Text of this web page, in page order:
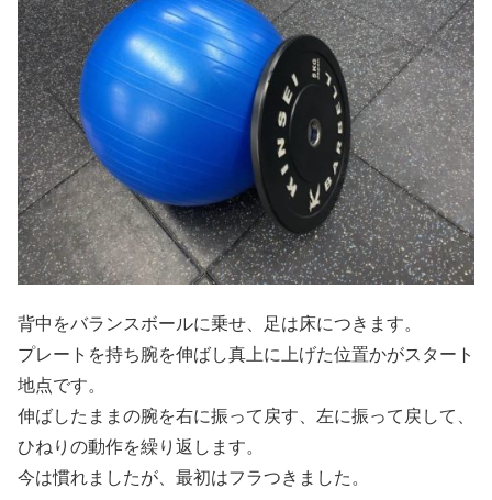
背中をバランスボールに乗せ、足は床につきます。
プレートを持ち腕を伸ばし真上に上げた位置かがスタート
地点です。
伸ばしたままの腕を右に振って戻す、左に振って戻して、
ひねりの動作を繰り返します。
今は慣れましたが、最初はフラつきました。